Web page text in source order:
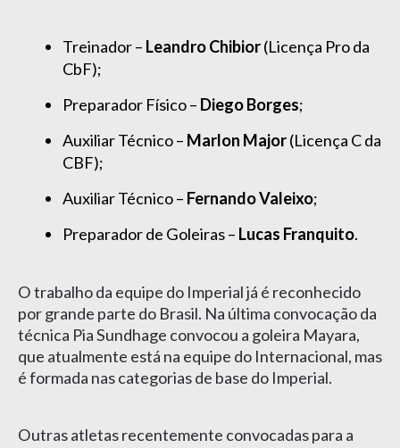
Treinador – Leandro Chibior(Licença Pro da
CbF);
Preparador Físico – Diego Borges;
Auxiliar Técnico – Marlon Major(Licença C da
CBF);
Auxiliar Técnico – Fernando Valeixo;
Preparador de Goleiras – Lucas Franquito.
O trabalho da equipe do Imperial já é reconhecido
por grande parte do Brasil. Na última convocação da
técnica Pia Sundhage convocou a goleira Mayara,
que atualmente está na equipe do Internacional, mas
é formada nas categorias de base do Imperial.
Outras atletas recentemente convocadas para a